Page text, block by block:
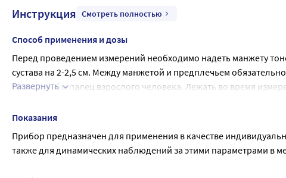
Инструкция Смотреть полностью
Способ применения и дозы
Перед проведением измерений необходимо надеть манжету
сустава на 2-2,5 см. Между манжетой и предплечьем
проходил бы палец взрослого человека. Лежать во время
Проверять АД рекомендуется в спокойном состоянии, в
опьянении, в период возбуждения или стресса измерять
Развернуть
Показания
Прибор предназначен для применения в качестве
также для динамических наблюдений за этими параметрами в